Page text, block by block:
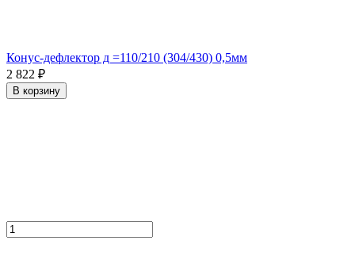
Конус-дефлектор д =110/210 (304/430) 0,5мм
2 822 ₽
В корзину